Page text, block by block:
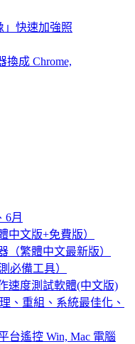
」快速加強照
換成 Chrome,
6月
中文版+免費版）
（繁體中文最新版）
必備工具）
速度測試軟體(中文版)
、重組、系統最佳化、
台遙控 Win, Mac 電腦